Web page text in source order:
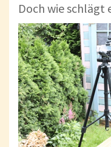
Doch wie schlägt